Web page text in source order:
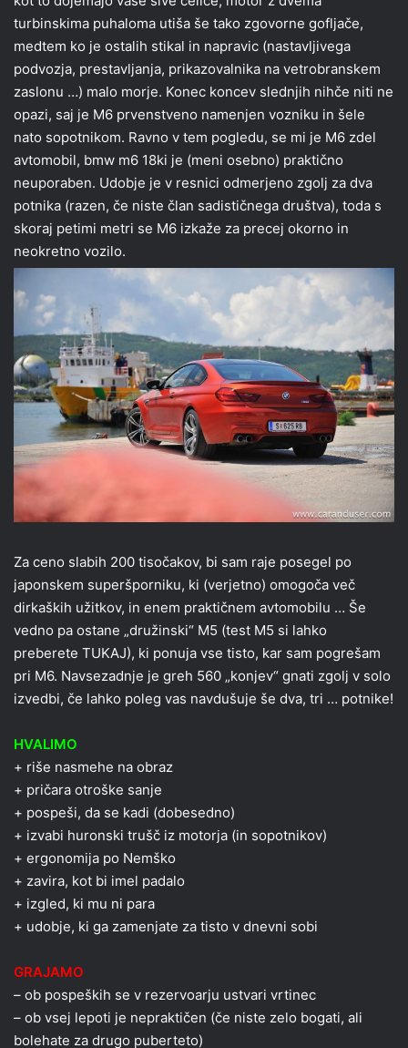
turbinskima puhaloma utiša še tako zgovorne gofljače,
medtem ko je ostalih stikal in napravic (nastavljivega
podvozja, prestavljanja, prikazovalnika na vetrobranskem
zaslonu …) malo morje. Konec koncev slednjih nihče niti ne
opazi, saj je M6 prvenstveno namenjen vozniku in šele
nato sopotnikom. Ravno v tem pogledu, se mi je M6 zdel
avtomobil, bmw m6 18ki je (meni osebno) praktično
neuporaben. Udobje je v resnici odmerjeno zgolj za dva
potnika (razen, če niste član sadističnega društva), toda s
skoraj petimi metri se M6 izkaže za precej okorno in
neokretno vozilo.
Za ceno slabih 200 tisočakov, bi sam raje posegel po
japonskem superšporniku, ki (verjetno) omogoča več
dirkaških užitkov, in enem praktičnem avtomobilu … Še
vedno pa ostane „družinski“ M5 (test M5 si lahko
preberete TUKAJ), ki ponuja vse tisto, kar sam pogrešam
pri M6. Navsezadnje je greh 560 „konjev“ gnati zgolj v solo
izvedbi, če lahko poleg vas navdušuje še dva, tri … potnike!
HVALIMO
+ riše nasmehe na obraz
+ pričara otroške sanje
+ pospeši, da se kadi (dobesedno)
+ izvabi huronski trušč iz motorja (in sopotnikov)
+ ergonomija po Nemško
+ zavira, kot bi imel padalo
+ izgled, ki mu ni para
+ udobje, ki ga zamenjate za tisto v dnevni sobi
GRAJAMO
– ob pospeških se v rezervoarju ustvari vrtinec
– ob vsej lepoti je nepraktičen (če niste zelo bogati, ali
bolehate za drugo puberteto)